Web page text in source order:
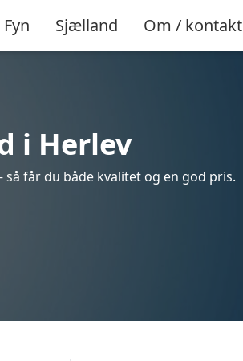
Fyn Sjælland Om / kontakt
i Herlev
får du både kvalitet og en god pris.